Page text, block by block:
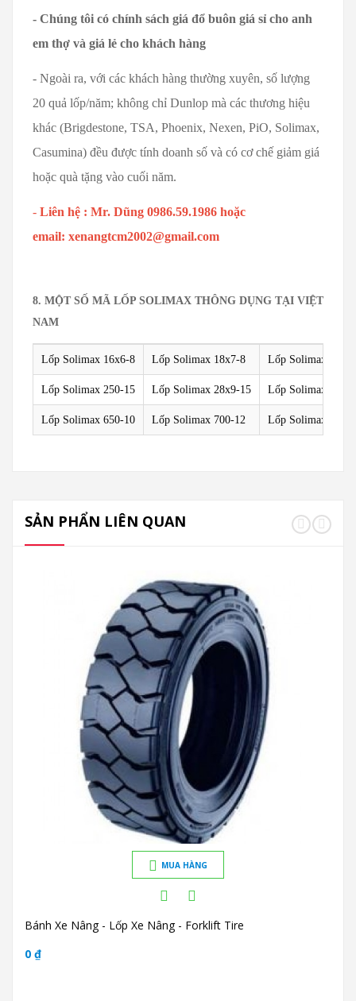
- Chúng tôi có chính sách giá đổ buôn giá sỉ cho anh
em thợ và giá lẻ cho khách hàng
- Ngoài ra, với các khách hàng thường xuyên, số lượng
20 quả lốp/năm; không chỉ Dunlop mà các thương hiệu
khác (Brigdestone, TSA, Phoenix, Nexen, PiO, Solimax,
Casumina) đều được tính doanh số và có cơ chế giảm giá
hoặc quà tặng vào cuối năm.
- Liên hệ : Mr. Dũng 0986.59.1986 hoặc
email: xenangtcm2002@gmail.com
8. MỘT SỐ MÃ LỐP SOLIMAX THÔNG DỤNG TẠI VIỆT
NAM
Lốp Solimax 16x6-8 Lốp Solimax 18x7-8 Lốp Solimax 200/
Lốp Solimax 250-15 Lốp Solimax 28x9-15 Lốp Solimax 300-
Lốp Solimax 650-10 Lốp Solimax 700-12 Lốp Solimax 825-
SẢN PHẨN LIÊN QUAN
MUA HÀNG
Bánh Xe Nâng - Lốp Xe Nâng - Forklift Tire
0 ₫